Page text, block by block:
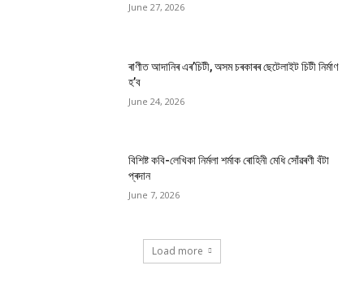
June 27, 2026
ৰাণীত আদানিৰ এৰ’চিটী, অসম চৰকাৰৰ ছেটেলাইট চিটী নিৰ্মাণ
হ’ব
June 24, 2026
বিশিষ্ট কবি-লেখিকা নিৰ্মলা শৰ্মাক ৰোহিনী মেধি সোঁৱৰণী বঁটা
প্ৰদান
June 7, 2026
Load more